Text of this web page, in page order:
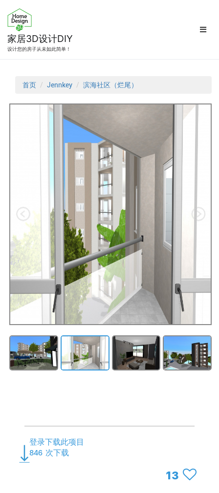
家居3D设计DIY
设计您的房子从未如此简单！
首页 Jennkey 滨海社区（烂尾）
登录下载此项目
846 次下载
13